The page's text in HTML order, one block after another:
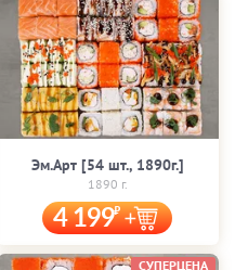
Эм.Арт [54 шт., 1890г.]
1890 г.
4 199
СУПЕРЦЕНА